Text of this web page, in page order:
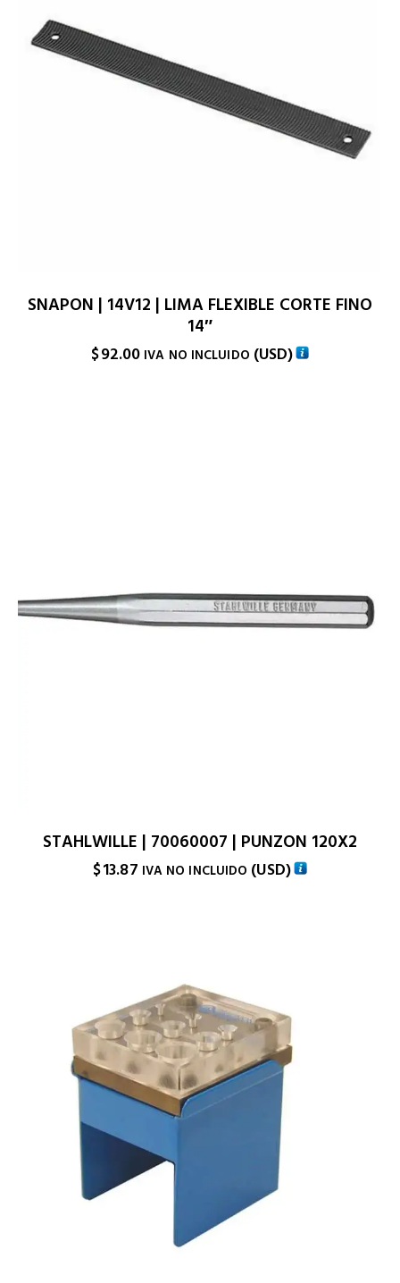
SNAPON | 14V12 | LIMA FLEXIBLE CORTE FINO
14″
$92.00 IVA NO INCLUIDO (USD)
STAHLWILLE | 70060007 | PUNZON 120X2
$13.87 IVA NO INCLUIDO (USD)